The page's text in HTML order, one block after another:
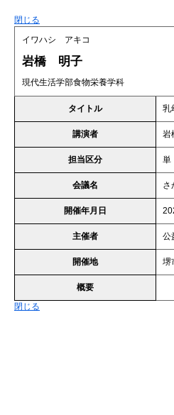
閉じる
イワハシ アキコ
岩橋 明子
現代生活学部食物栄養学科
タイトル 乳
講演者
担当区分 単
会議名 さ
開催年月日
主催者 公
開催地 堺
概要
閉じる